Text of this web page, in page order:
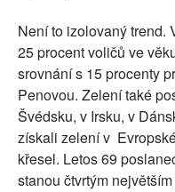
Není to izolovaný trend.
25 procent voličů ve
srovnání s 15 procenty
Penovou. Zelení také
Švédsku, v Irsku, v
získali zelení v
křesel. Letos 69
stanou čtvrtým